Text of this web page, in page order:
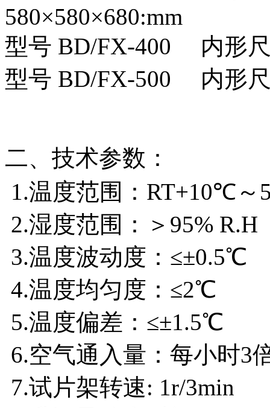
580×580×680:mm
型号 BD/FX-400 内形
型号 BD/FX-500 内形尺
二、技术参数：
1.温度范围：RT+10℃
2.湿度范围：＞95% R.H
3.温度波动度：≤±0.5℃
4.温度均匀度：≤2℃
5.温度偏差：≤±1.5℃
6.空气通入量：每小时3
7.试片架转速: 1r/3min